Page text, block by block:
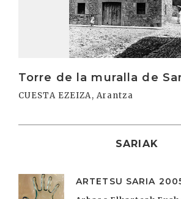
Torre de la muralla de
CUESTA EZEIZA, Arantza
SARIAK
ARTETSU SARIA